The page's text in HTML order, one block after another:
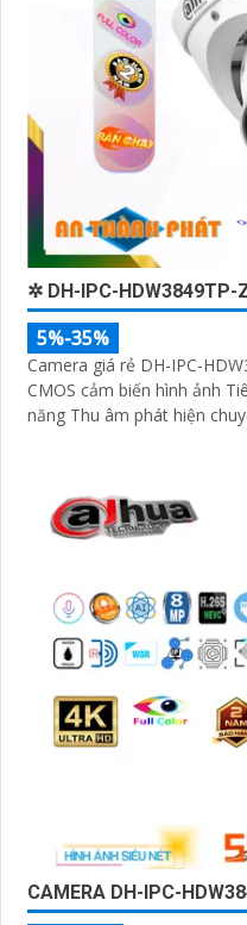
✲ DH-IPC-HDW3849TP-
5%-35%
Camera giá rẻ DH-IPC-
CMOS cảm biến hình ảnh
năng Thu âm phát hiện
CAMERA DH-IPC-